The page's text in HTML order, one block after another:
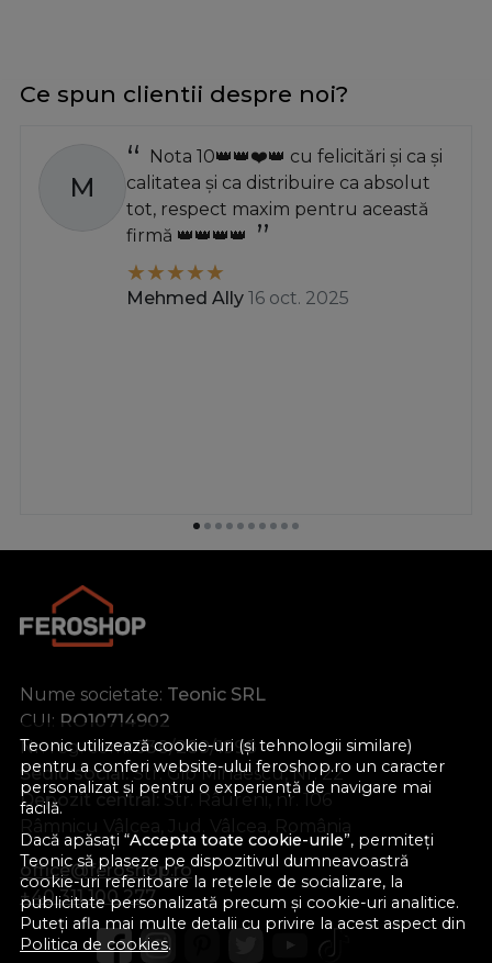
Teonic utilizează cookie-uri (și tehnologii similare)
pentru a conferi website-ului feroshop.ro un caracter
personalizat și pentru o experiență de navigare mai
facilă.
Dacă apăsați “Accepta toate cookie-urile”, permiteți
Teonic să plaseze pe dispozitivul dumneavoastră
cookie-uri referitoare la rețelele de socializare, la
publicitate personalizată precum și cookie-uri analitice.
Puteți afla mai multe detalii cu privire la acest aspect din
Politica de cookies.
Ce spun clientii despre noi?
M
Nota 10👑👑❤️👑 cu felicitări și ca și
calitatea și ca distribuire ca absolut
tot, respect maxim pentru această
firmă 👑👑👑👑
Mehmed Ally 16 oct. 2025
Nume societate: Teonic SRL
CUI: RO10714902
Nr. reg. com.:J38/289/1998
Sediu social:Str. Gib Mihăescu, Nr. 22
Depozit central:
Str. Râureni, nr. 106
Râmnicu Vâlcea, Jud. Vâlcea, România
office@feroshop.ro
+40 311 100 277